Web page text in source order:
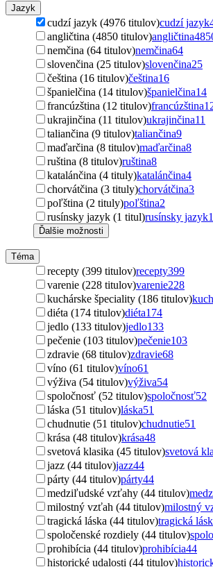
Jazyk
cudzí jazyk (4976 titulov)cudzí jazyk
angličtina (4850 titulov)angličtina
nemčina (64 titulov)nemčina64
slovenčina (25 titulov)slovenčina25
čeština (16 titulov)čeština16
španielčina (14 titulov)španielčina14
francúzština (12 titulov)francúzština
ukrajinčina (11 titulov)ukrajinčina11
taliančina (9 titulov)taliančina9
maďarčina (8 titulov)maďarčina8
ruština (8 titulov)ruština8
katalánčina (4 tituly)katalánčina4
chorvátčina (3 tituly)chorvátčina3
poľština (2 tituly)poľština2
rusínsky jazyk (1 titul)rusínsky jazyk1
Ďalšie možnosti
Téma
recepty (399 titulov)recepty399
varenie (228 titulov)varenie228
kuchárske špeciality (186 titulov)
diéta (174 titulov)diéta174
jedlo (133 titulov)jedlo133
pečenie (103 titulov)pečenie103
zdravie (68 titulov)zdravie68
víno (61 titulov)víno61
výživa (54 titulov)výživa54
spoločnosť (52 titulov)spoločnosť52
láska (51 titulov)láska51
chudnutie (51 titulov)chudnutie51
krása (48 titulov)krása48
svetová klasika (45 titulov)svetová
jazz (44 titulov)jazz44
párty (44 titulov)párty44
medziľudské vzťahy (44 titulov)
milostný vzťah (44 titulov)milostný
tragická láska (44 titulov)tragická
spoločenské rozdiely (44 titulov)
prohibícia (44 titulov)prohibícia44
historické udalosti (44 titulov)